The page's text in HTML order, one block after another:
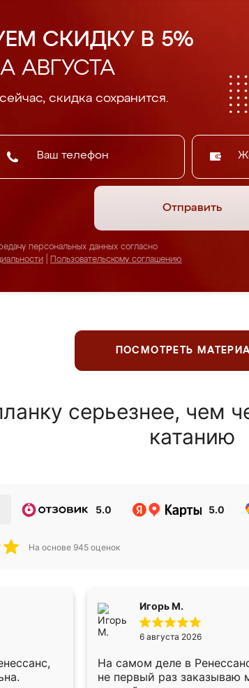
СКИДКУ В 5%
АВГУСТА
скидка сохранится.
Отправить
персональных данных согласно
Пользовательскому соглашению
ПОСМОТРЕТЬ
серьезнее, чем
катанию
5.0 5.0
На основе 945 оценок
Игорь М.
6 августа 2026
На самом деле в
не первый раз заказываю